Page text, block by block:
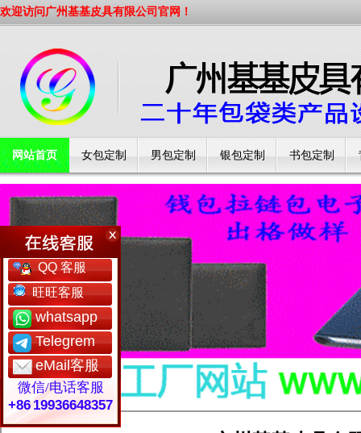
欢迎访问广州基基皮具有限公司官网！
网站首页 女包定制 男包定制 银包定制 书包定制
工厂简介
QQ 客服
旺旺客服
whatsapp
Telegrem
eMail客服
微信/电话客服
+86 19936648357